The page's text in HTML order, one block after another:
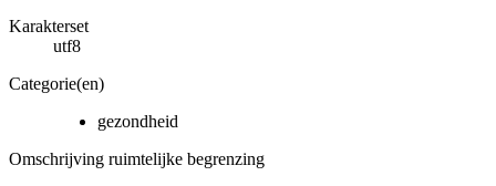
Karakterset
utf8
Categorie(en)
gezondheid
Omschrijving ruimtelijke begrenzing